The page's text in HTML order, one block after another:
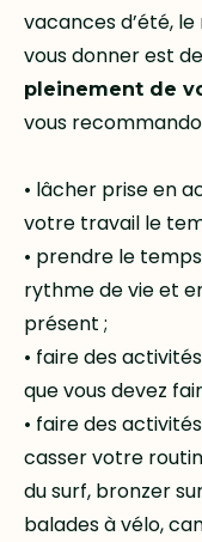
vacances d’été,
vous donner est de
pleinement de
vous
• lâcher prise en
votre travail le
• prendre le
rythme de vie et
présent ;
• faire des
que vous devez
• faire des
casser votre
du surf, bronzer
balades à vélo,